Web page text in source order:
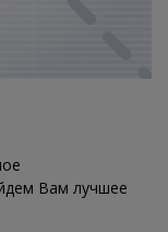
Вам лучшее